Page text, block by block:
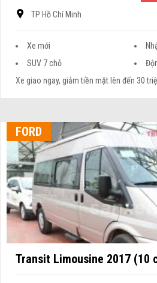
TP Hồ Chí Minh
Xe mới
SUV 7 chỗ
Xe giao ngay, giảm tiền mặt lên đến 30
FORD
Transit Limousine 2017 (10